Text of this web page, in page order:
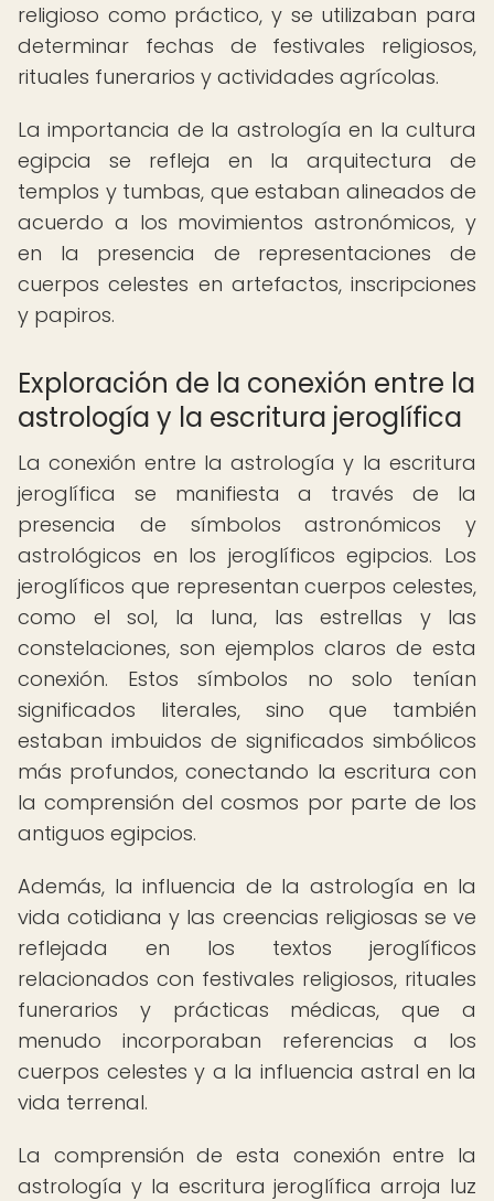
religioso como práctico, y se utilizaban para
determinar fechas de festivales religiosos,
rituales funerarios y actividades agrícolas.
La importancia de la astrología en la cultura
egipcia se refleja en la arquitectura de
templos y tumbas, que estaban alineados de
acuerdo a los movimientos astronómicos, y
en la presencia de representaciones de
cuerpos celestes en artefactos, inscripciones
y papiros.
Exploración de la conexión entre la
astrología y la escritura jeroglífica
La conexión entre la astrología y la escritura
jeroglífica se manifiesta a través de la
presencia de símbolos astronómicos y
astrológicos en los jeroglíficos egipcios. Los
jeroglíficos que representan cuerpos celestes,
como el sol, la luna, las estrellas y las
constelaciones, son ejemplos claros de esta
conexión. Estos símbolos no solo tenían
significados literales, sino que también
estaban imbuidos de significados simbólicos
más profundos, conectando la escritura con
la comprensión del cosmos por parte de los
antiguos egipcios.
Además, la influencia de la astrología en la
vida cotidiana y las creencias religiosas se ve
reflejada en los textos jeroglíficos
relacionados con festivales religiosos, rituales
funerarios y prácticas médicas, que a
menudo incorporaban referencias a los
cuerpos celestes y a la influencia astral en la
vida terrenal.
La comprensión de esta conexión entre la
astrología y la escritura jeroglífica arroja luz